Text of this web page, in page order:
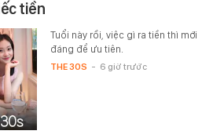
tiền
Tuổi này rồi, việc gì ra tiền thì mới
đáng để ưu tiên.
THE 30S - 6 giờ trước